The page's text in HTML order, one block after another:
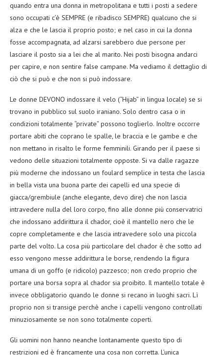
quando entra una donna in metropolitana e tutti i posti a sedere
sono occupati c’è SEMPRE (e ribadisco SEMPRE) qualcuno che si
alza e che le lascia il proprio posto; e nel caso in cui la donna
fosse accompagnata, ad alzarsi sarebbero due persone per
lasciare il posto sia a lei che al marito. Nei posti bisogna andarci
per capire, e non sentire false campane. Ma vediamo il dettaglio di
ciò che si può e che non si può indossare.
Le donne DEVONO indossare il velo (“Hijab” in lingua locale) se si
trovano in pubblico sul suolo iraniano. Solo dentro casa o in
condizioni totalmente “private” possono toglierlo. Inoltre occorre
portare abiti che coprano le spalle, le braccia e le gambe e che
non mettano in risalto le forme femminili. Girando per il paese si
vedono delle situazioni totalmente opposte. Si va dalle ragazze
più moderne che indossano un foulard semplice in testa che lascia
in bella vista una buona parte dei capelli ed una specie di
giacca/grembiule (anche elegante, devo dire) che non lascia
intravedere nulla del loro corpo, fino alle donne più conservatrici
che indossano addirittura il chador, cioè il mantello nero che le
copre completamente e che lascia intravedere solo una piccola
parte del volto. La cosa più particolare del chador è che sotto ad
esso vengono messe addirittura le borse, rendendo la figura
umana di un goffo (e ridicolo) pazzesco; non credo proprio che
portare una borsa sopra al chador sia proibito. Il mantello totale è
invece obbligatorio quando le donne si recano in luoghi sacri. Lì
proprio non si transige perchè anche i capelli vengono controllati
minuziosamente se non sono totalmente coperti.
Gli uomini non hanno neanche lontanamente questo tipo di
restrizioni ed è francamente una cosa non corretta. L’unica